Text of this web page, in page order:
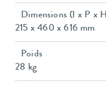
Dimensions (l x P x
215 x 460 x 616 mm
Poids
28 kg